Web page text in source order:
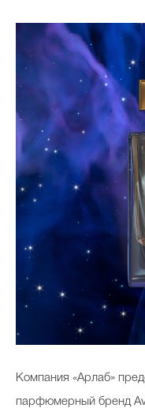
Компания «Арлаб»
парфюмерный бренд